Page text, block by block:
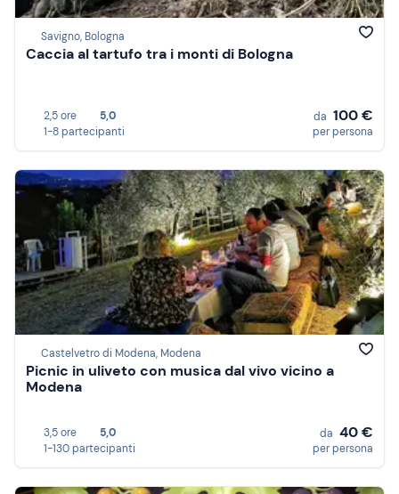
Savigno, Bologna
Caccia al tartufo tra i monti di Bologna
2,5 ore
5,0
1-8 partecipanti
da 100 €
per persona
Castelvetro di Modena, Modena
Picnic in uliveto con musica dal vivo vicino a
Modena
3,5 ore
5,0
1-130 partecipanti
da 40 €
per persona